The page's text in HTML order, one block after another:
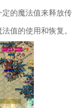
的魔法值来释放传
值的使用和恢复。